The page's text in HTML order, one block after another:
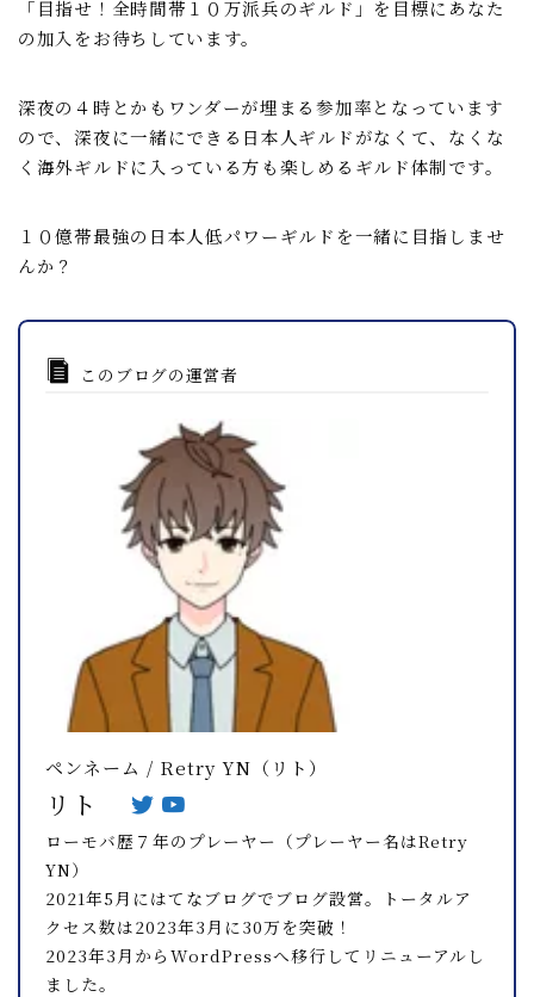
「目指せ！全時間帯１０万派兵のギルド」を目標にあなた
の加入をお待ちしています。
深夜の４時とかもワンダーが埋まる参加率となっています
ので、深夜に一緒にできる日本人ギルドがなくて、なくな
く海外ギルドに入っている方も楽しめるギルド体制です。
１０億帯最強の日本人低パワーギルドを一緒に目指しませ
んか？
このブログの運営者
ペンネーム / Retry YN（リト）
リト
ローモバ歴７年のプレーヤー（プレーヤー名はRetry
YN）
2021年5月にはてなブログでブログ設営。トータルア
クセス数は2023年3月に30万を突破！
2023年3月からWordPressへ移行してリニューアルし
ました。